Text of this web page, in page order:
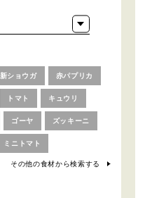
新ショウガ 赤パプリカ
トマト キュウリ
ゴーヤ ズッキーニ
ミニトマト
その他の食材から検索する